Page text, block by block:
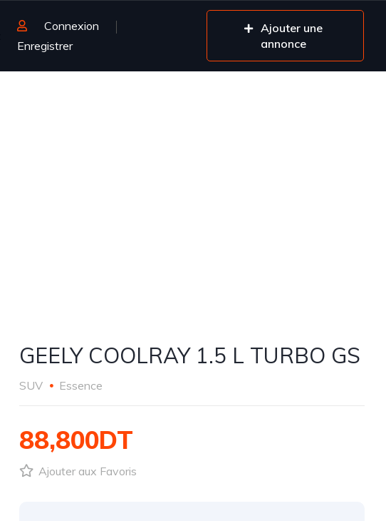
Connexion
Enregistrer
Ajouter une
annonce
GEELY COOLRAY 1.5 L TURBO GS
SUV Essence
88,800DT
Ajouter aux Favoris